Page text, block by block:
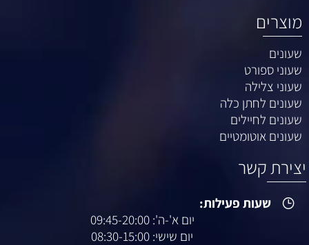
מוצרים
שעונים
שעוני ספורט
שעוני צלילה
שעונים לחתן כלה
שעונים לחיילים
שעונים אוטומטיים
יצירת קשר
שעות פעילות:
יום א'-ה': 09:45-20:00
יום שישי: 08:30-15:00